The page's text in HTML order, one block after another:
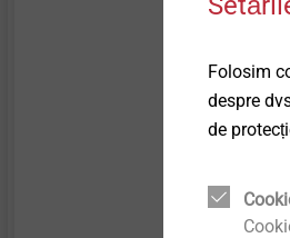
Folosim
despre
de